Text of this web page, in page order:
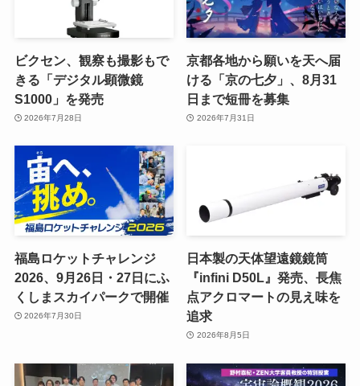
ビクセン、観察も撮影もで
きる「デジタル顕微鏡
S1000」を発売
2026年7月28日
京都各地から願いを天へ届
ける「京の七夕」、8月31
日まで短冊を募集
2026年7月31日
福島ロケットチャレンジ
2026、9月26日・27日にふ
くしまスカイパークで開催
2026年7月30日
日本製の天体望遠鏡鏡筒
『infini D50L』発売、長焦
点アクロマートの見え味を
追求
2026年8月5日